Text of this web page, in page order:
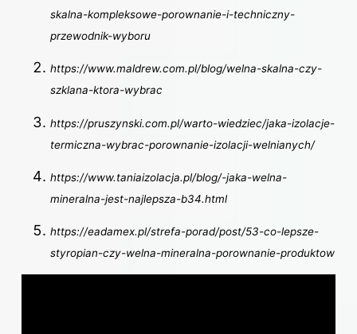
skalna-kompleksowe-porownanie-i-techniczny-
przewodnik-wyboru
https://www.maldrew.com.pl/blog/welna-skalna-czy-
szklana-ktora-wybrac
https://pruszynski.com.pl/warto-wiedziec/jaka-izolacje-
termiczna-wybrac-porownanie-izolacji-welnianych/
https://www.taniaizolacja.pl/blog/-jaka-welna-
mineralna-jest-najlepsza-b34.html
https://eadamex.pl/strefa-porad/post/53-co-lepsze-
styropian-czy-welna-mineralna-porownanie-produktow